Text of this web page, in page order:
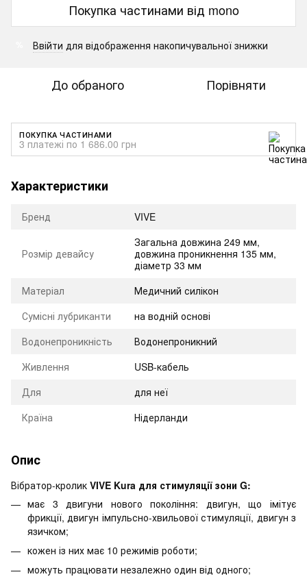
Покупка частинами від mono
Ввійти для відображення накопичувальної знижки
До обраного Порівняти
ПОКУПКА ЧАСТИНАМИ
3 платежі по 1 686.00 грн
Характеристики
Бренд VIVE
Розмір девайсу
Загальна довжина 249 мм,
довжина проникнення 135 мм,
діаметр 33 мм
Матеріал
Медичний силікон
Сумісні лубриканти
на водній основі
Водонепроникність
Водонепроникний
Живлення
USB-кабель
Для
для неї
Країна
Нідерланди
Опис
Вібратор-кролик VIVE Kura для стимуляції зони G:
має 3 двигуни нового покоління: двигун, що імітує
фрикції, двигун імпульсно-хвильової стимуляції, двигун з
язичком;
кожен із них має 10 режимів роботи;
можуть працювати незалежно один від одного;